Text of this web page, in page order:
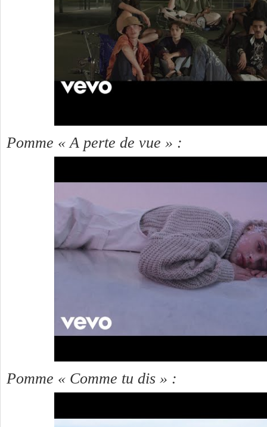
Pomme « A perte de vue » :
Pomme « Comme tu dis » :